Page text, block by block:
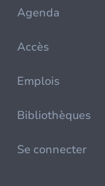
Agenda
Accès
Emplois
Bibliothèques
Se connecter